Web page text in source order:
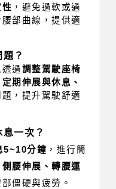
性 ，避免過軟或過
部曲線，提供適
？
過調整駕駛座椅
期伸展與休息、
題，提升駕駛舒適
一次？
5~10分鐘 ，進行簡
腰伸展、轉腰運
僵硬與疲勞。